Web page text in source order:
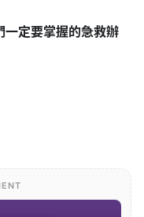
一定要掌握的急救辦